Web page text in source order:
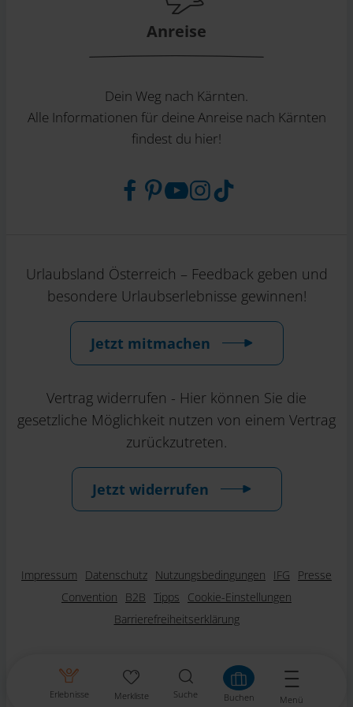
Erlebnisse Merkliste Suche Buchen Menü
Anreise
Dein Weg nach Kärnten.
Alle Informationen für deine Anreise nach Kärnten
findest du hier!
Urlaubsland Österreich – Feedback geben und
besondere Urlaubserlebnisse gewinnen!
Jetzt mitmachen
Vertrag widerrufen - Hier können Sie die
gesetzliche Möglichkeit nutzen von einem Vertrag
zurückzutreten.
Jetzt widerrufen
Impressum Datenschutz Nutzungsbedingungen IFG
Presse
Convention
B2B Tipps
Cookie-Einstellungen
Barrierefreiheitserklärung